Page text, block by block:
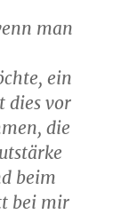
man
ein
dies vor
die
beim
bei mir